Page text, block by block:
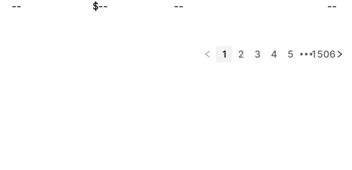
-- $-- -- --
1 2 3 4 5 •••1506